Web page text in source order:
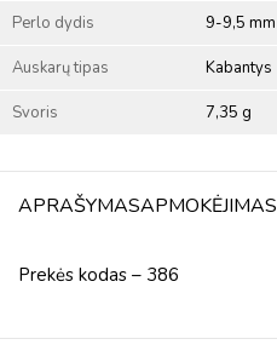
Perlo dydis 9-9,5 mm
Auskarų tipas Kabantys
Svoris 7,35 g
APRAŠYMASAPMOKĖJIMAS
Prekės kodas – 386